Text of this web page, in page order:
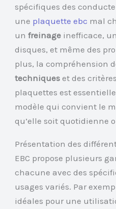
spécifiques des
une plaquette ebc mal
unfreinage inefficace,
disques, et même des
plus, la compréhension
techniques et des
plaquettes est
modèle qui convient le
qu’elle soit quotidienne
Présentation des
EBC propose plusieurs
chacune avec des
usages variés. Par
idéales pour une